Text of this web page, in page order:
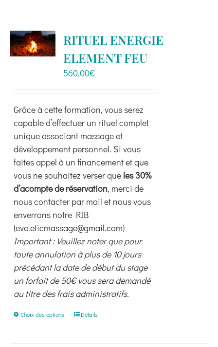
RITUEL ENERGIE
ELEMENT FEU
560,00€
Grâce à cette formation, vous serez
capable d’effectuer un rituel complet
unique associant massage et
développement personnel. Si vous
faites appel à un financement et que
vous ne souhaitez verser que les 30%
d’acompte de réservation, merci de
nous contacter par mail et nous vous
enverrons notre RIB
(eve.eticmassage@gmail.com)
Important : Veuillez noter que pour
toute annulation à plus de 10 jours
précédant la date de début du stage
un forfait de 50€ vous sera demandé
au titre des frais administratifs.
Choix des options
CeDétails